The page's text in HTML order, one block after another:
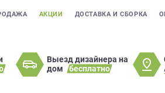
АКЦИИ ДОСТАВКА И СБОРКА
Выезд дизайнера на
дом
бесплатно